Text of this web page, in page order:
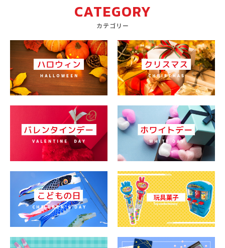
CATEGORY
カテゴリー